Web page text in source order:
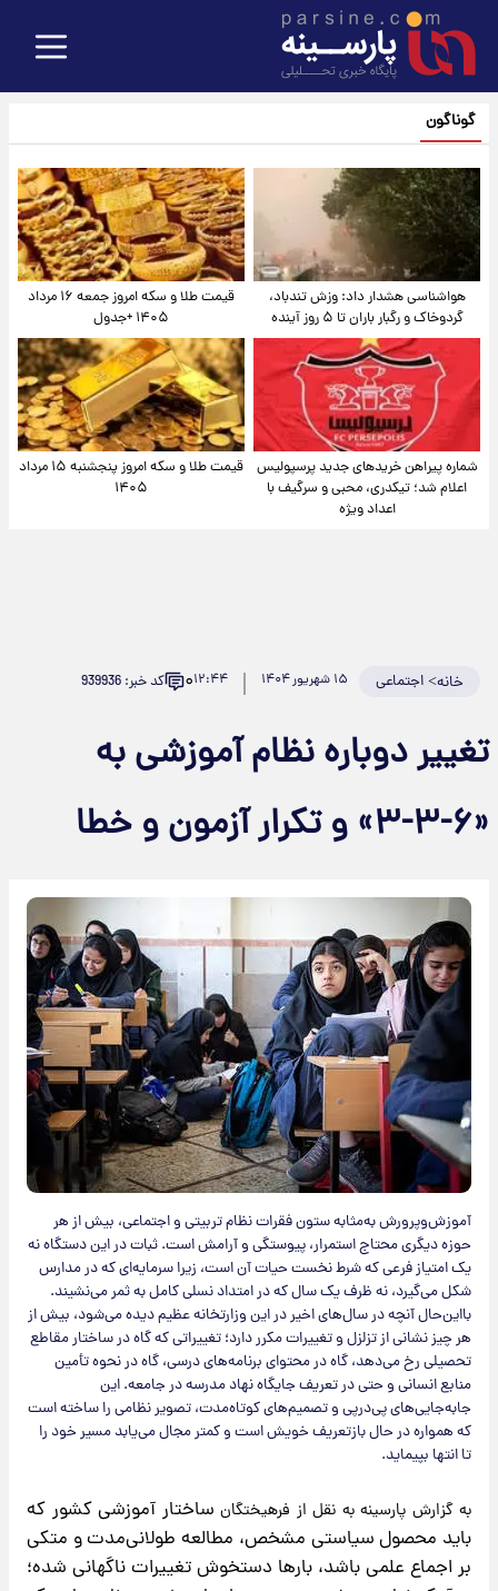
گوناگون
هواشناسی هشدار داد: وزش تندباد،
گردوخاک و رگبار باران تا ۵ روز آینده
قیمت طلا و سکه امروز جمعه ۱۶ مرداد
۱۴۰۵ +جدول
شماره پیراهن خریدهای جدید پرسپولیس
اعلام شد؛ تیکدری، محبی و سرگیف با
اعداد ویژه
قیمت طلا و سکه امروز پنجشنبه ۱۵ مرداد
۱۴۰۵
خانه>اجتماعی ۱۵ شهریور ۱۴۰۴ ۱۲:۴۴۰ کد خبر: 939936
تغییر دوباره نظام آموزشی به
«۶-۳-۳» و تکرار آزمون و خطا
آموزش‌وپرورش به‌مثابه ستون فقرات نظام تربیتی و اجتماعی، بیش از هر
حوزه دیگری محتاج استمرار، پیوستگی و آرامش است. ثبات در این دستگاه نه
یک امتیاز فرعی که شرط نخست حیات آن است، زیرا سرمایه‌ای که در مدارس
شکل می‌گیرد، نه ظرف یک سال که در امتداد نسلی کامل به ثمر می‌نشیند.
بااین‌حال آنچه در سال‌های اخیر در این وزارتخانه عظیم دیده می‌شود، بیش از
هر چیز نشانی از تزلزل و تغییرات مکرر دارد؛ تغییراتی که گاه در ساختار مقاطع
تحصیلی رخ می‌دهد، گاه در محتوای برنامه‌های درسی، گاه در نحوه تأمین
منابع انسانی و حتی در تعریف جایگاه نهاد مدرسه در جامعه. این
جابه‌جایی‌های پی‌درپی و تصمیم‌های کوتاه‌مدت، تصویر نظامی را ساخته است
که همواره در حال بازتعریف خویش است و کمتر مجال می‌یابد مسیر خود را
تا انتها بپیماید.
به گزارش پارسینه به نقل از فرهیختگان ساختار آموزشی کشور که
باید محصول سیاستی مشخص، مطالعه طولانی‌مدت و متکی
بر اجماع علمی باشد، بارها دستخوش تغییرات ناگهانی شده؛